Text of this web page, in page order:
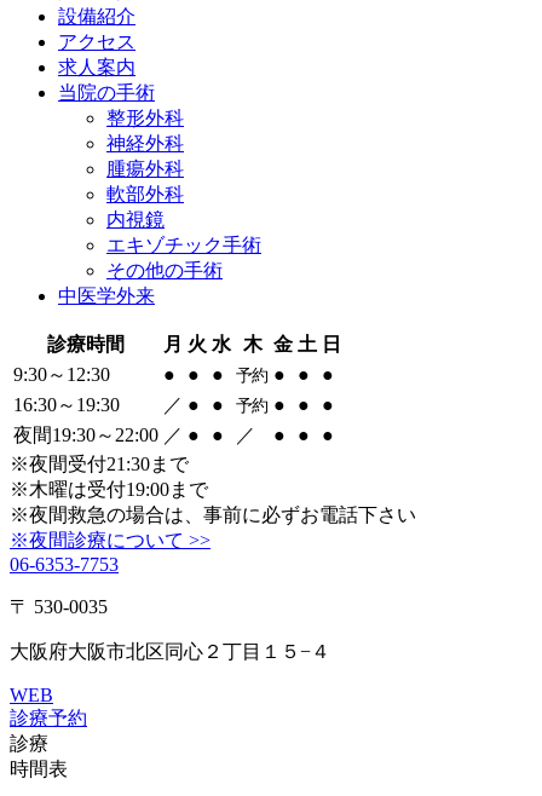
設備紹介
アクセス
求人案内
当院の手術
整形外科
神経外科
腫瘍外科
軟部外科
内視鏡
エキゾチック手術
その他の手術
中医学外来
診療時間 月 火 水 木 金 土 日
9:30～12:30
● ● ● 予約 ● ●
●
16:30～19:30
／ ● ● 予約 ● ●
●
夜間19:30～22:00 ／ ● ● ／ ● ●
●
※夜間受付21:30まで
※木曜は受付19:00まで
※夜間救急の場合は、事前に必ずお電話下さい
※夜間診療について >>
06-6353-7753
〒 530-0035
大阪府大阪市北区同心２丁目１５−４
WEB
診療予約
診療
時間表